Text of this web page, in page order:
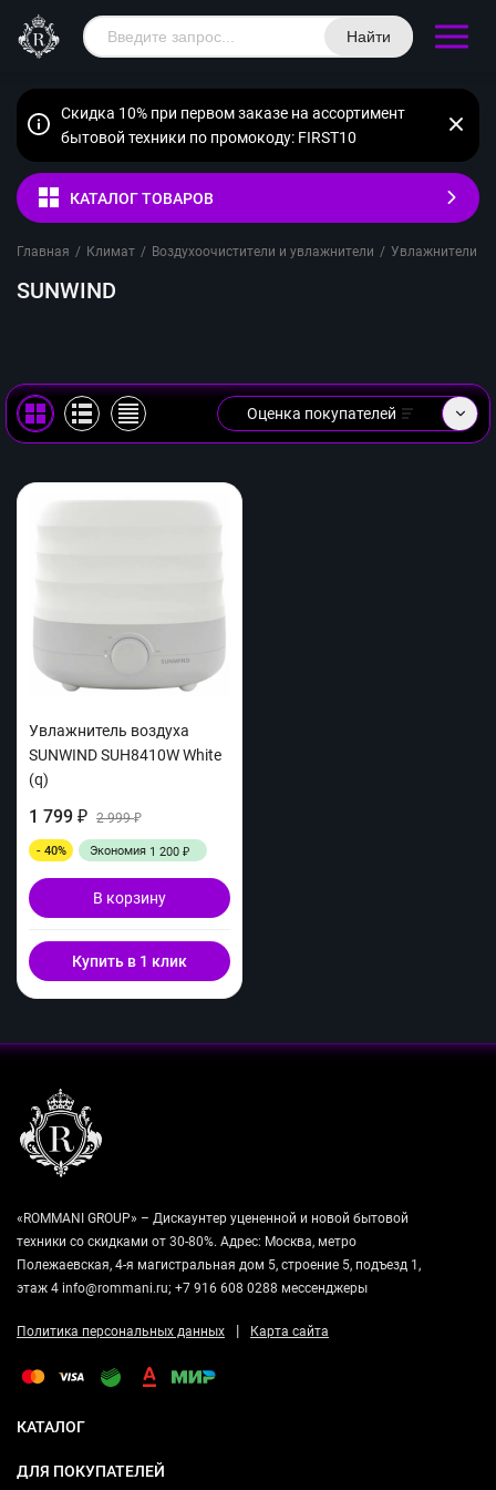
Найти
Скидка 10% при первом заказе на ассортимент
бытовой техники по промокоду: FIRST10
КАТАЛОГ ТОВАРОВ
Главная / Климат / Воздухоочистители и увлажнители / Увлажнители
SUNWIND
Оценка покупателей
Увлажнитель воздуха
SUNWIND SUH8410W White
(q)
1 799 ₽ 2 999₽
- 40% Экономия 1 200 ₽
В корзину
Купить в 1 клик
«ROMMANI GROUP» – Дискаунтер уцененной и новой бытовой
техники со скидками от 30-80%. Адрес: Москва, метро
Полежаевская, 4-я магистральная дом 5, строение 5, подъезд 1,
этаж 4 info@rommani.ru; +7 916 608 0288 мессенджеры
Политика персональных данных | Карта сайта
КАТАЛОГ
ДЛЯ ПОКУПАТЕЛЕЙ